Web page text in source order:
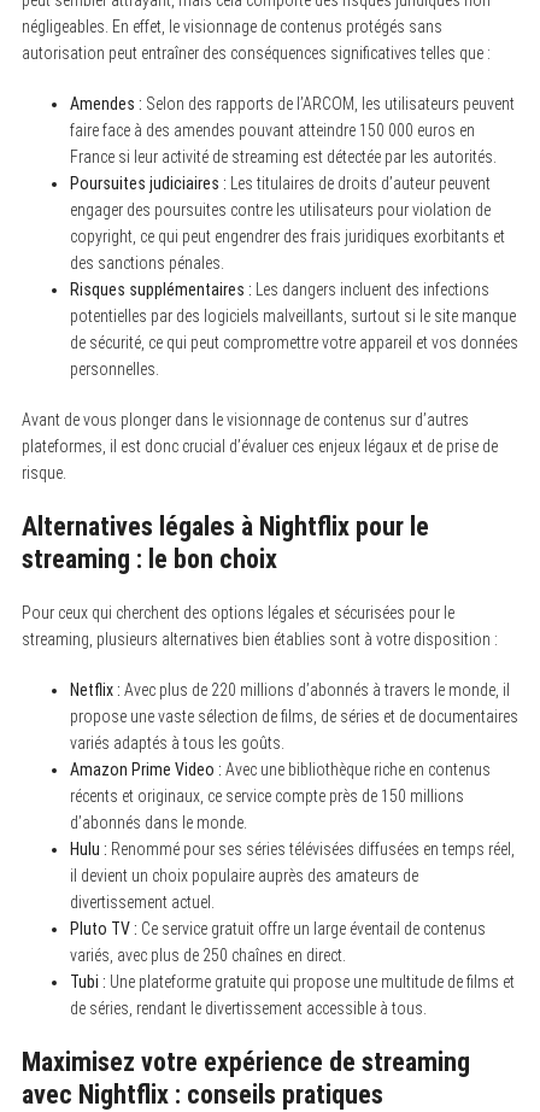
négligeables. En effet, le visionnage de contenus protégés sans
autorisation peut entraîner des conséquences significatives telles que :
Amendes : Selon des rapports de l’ARCOM, les utilisateurs peuvent
faire face à des amendes pouvant atteindre 150 000 euros en
France si leur activité de streaming est détectée par les autorités.
Poursuites judiciaires : Les titulaires de droits d’auteur peuvent
engager des poursuites contre les utilisateurs pour violation de
copyright, ce qui peut engendrer des frais juridiques exorbitants et
des sanctions pénales.
Risques supplémentaires : Les dangers incluent des infections
potentielles par des logiciels malveillants, surtout si le site manque
de sécurité, ce qui peut compromettre votre appareil et vos données
personnelles.
Avant de vous plonger dans le visionnage de contenus sur d’autres
plateformes, il est donc crucial d’évaluer ces enjeux légaux et de prise de
risque.
Alternatives légales à Nightflix pour le
streaming : le bon choix
Pour ceux qui cherchent des options légales et sécurisées pour le
streaming, plusieurs alternatives bien établies sont à votre disposition :
Netflix : Avec plus de 220 millions d’abonnés à travers le monde, il
propose une vaste sélection de films, de séries et de documentaires
variés adaptés à tous les goûts.
Amazon Prime Video : Avec une bibliothèque riche en contenus
récents et originaux, ce service compte près de 150 millions
d’abonnés dans le monde.
Hulu : Renommé pour ses séries télévisées diffusées en temps réel,
il devient un choix populaire auprès des amateurs de
divertissement actuel.
Pluto TV : Ce service gratuit offre un large éventail de contenus
variés, avec plus de 250 chaînes en direct.
Tubi : Une plateforme gratuite qui propose une multitude de films et
de séries, rendant le divertissement accessible à tous.
Maximisez votre expérience de streaming
avec Nightflix : conseils pratiques